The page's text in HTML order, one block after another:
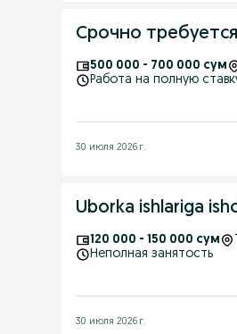
Срочно
500 000 - 700 000 сум
Работа на полную
30 июля 2026 г.
Uborka ishlariga
120 000 - 150 000 сум
Неполная занятость
30 июля 2026 г.